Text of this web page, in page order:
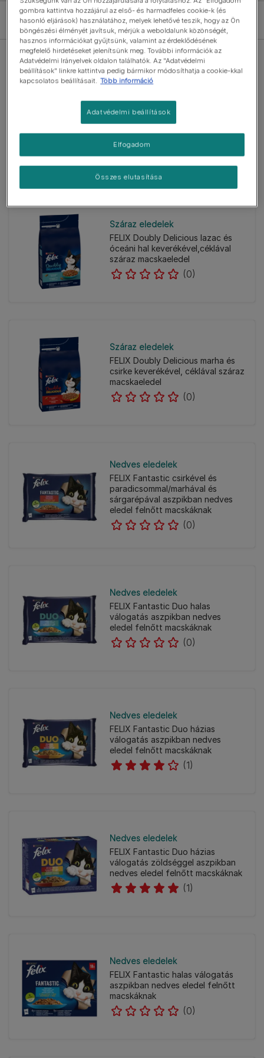
Szűrők
Száraz eledelek
FELIX Doubly Delicious csirke és
pulyka keverékével, céklával
száraz macskaeledel
Száraz eledelek
FELIX Doubly Delicious lazac és
óceáni hal keverékével,céklával
száraz macskaeledel
(0)
Száraz eledelek
FELIX Doubly Delicious marha és
csirke keverékével, céklával száraz
macskaeledel
(0)
Nedves eledelek
FELIX Fantastic csirkével és
paradicsommal/marhával és
sárgarépával aszpikban nedves
eledel felnőtt macskáknak
(0)
Nedves eledelek
FELIX Fantastic Duo halas
válogatás aszpikban nedves
eledel felnőtt macskáknak
(0)
Nedves eledelek
FELIX Fantastic Duo házias
válogatás aszpikban nedves
eledel felnőtt macskáknak
(1)
Nedves eledelek
FELIX Fantastic Duo házias
válogatás zöldséggel aszpikban
nedves eledel felnőtt macskáknak
(1)
Nedves eledelek
FELIX Fantastic halas válogatás
aszpikban nedves eledel felnőtt
macskáknak
(0)
gombra kattintva hozzájárul az első- és harmadfeles cookie-k (és
hasonló eljárások) használatához, melyek lehetővé teszik, hogy az Ön
böngészési élményét javítsuk, mérjük a weboldalunk közönségét,
hasznos információkat gyűjtsünk, valamint az érdeklődésének
megfelelő hirdetéseket jelenítsünk meg. További információk az
Adatvédelmi Irányelvek oldalon találhatók. Az "Adatvédelmi
beállítások" linkre kattintva pedig bármikor módosíthatja a cookie-kkal
kapcsolatos beállításait. Több információ
Adatvédelmi beállítások
Összes elutasítása
Elfogadom